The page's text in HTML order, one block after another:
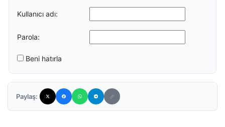
Kullanıcı adı:
Parola:
Beni hatırla
Paylaş: